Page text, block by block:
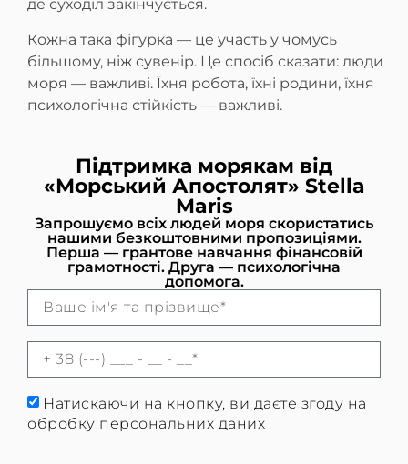
де суходіл закінчується.
Кожна така фігурка — це участь у чомусь
більшому, ніж сувенір. Це спосіб сказати: люди
моря — важливі. Їхня робота, їхні родини, їхня
психологічна стійкість — важливі.
Підтримка морякам від
«Морський Апостолят» Stella
Maris
Запрошуємо всіх людей моря скористатись
нашими безкоштовними пропозиціями.
Перша — грантове навчання фінансовій
грамотності. Друга — психологічна
допомога.
Натискаючи на кнопку, ви даєте згоду на
обробку персональних даних